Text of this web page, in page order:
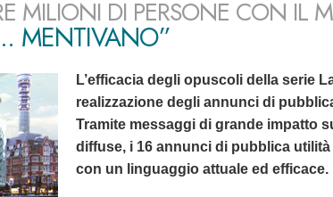
MILIONI DI PERSONE CON IL
MENTIVANO”
L’efficacia degli opuscoli della serie
realizzazione degli annunci di
Tramite messaggi di grande impatto
diffuse, i 16 annunci di pubblica
con un linguaggio attuale ed efficace.